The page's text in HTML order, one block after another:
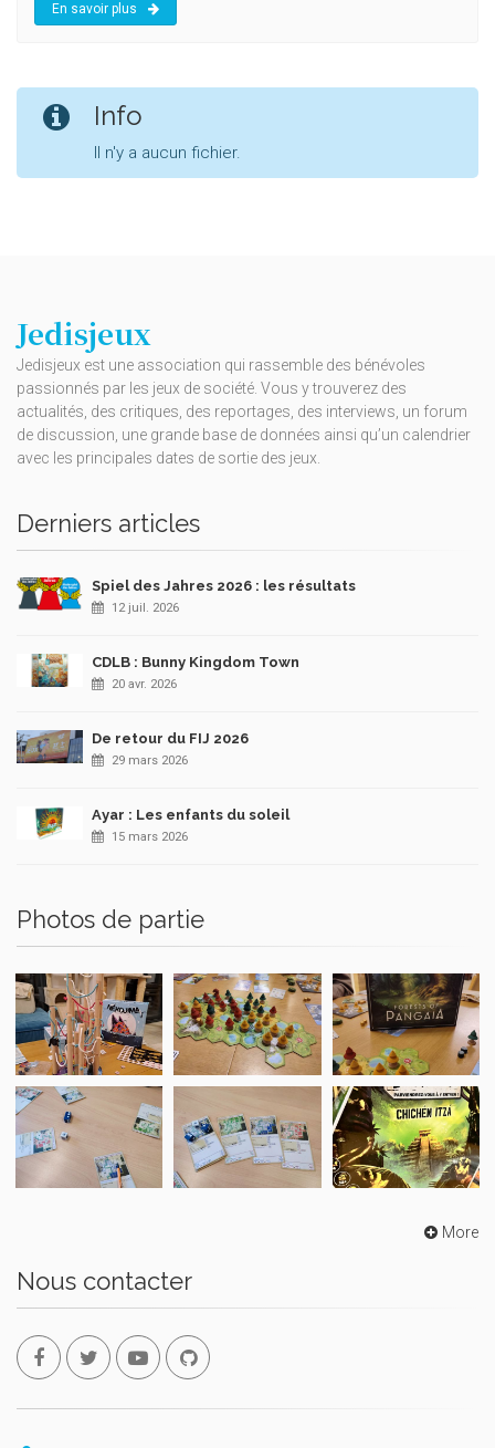
En savoir plus
Info
Il n'y a aucun fichier.
Jedisjeux
Jedisjeux est une association qui rassemble des bénévoles
passionnés par les jeux de société. Vous y trouverez des
actualités, des critiques, des reportages, des interviews, un forum
de discussion, une grande base de données ainsi qu’un calendrier
avec les principales dates de sortie des jeux.
Derniers articles
Spiel des Jahres 2026 : les résultats
12 juil. 2026
CDLB : Bunny Kingdom Town
20 avr. 2026
De retour du FIJ 2026
29 mars 2026
Ayar : Les enfants du soleil
15 mars 2026
Photos de partie
More
Nous contacter